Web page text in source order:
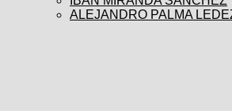
ALEJANDRO PALMA